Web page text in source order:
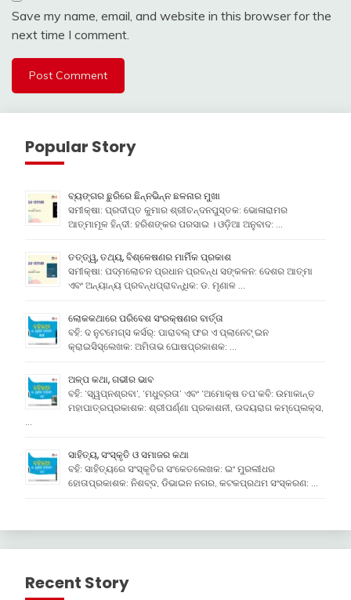
Save my name, email, and website in this browser for the
next time I comment.
Popular Story
ବ୍ୟଙ୍ଗର ଛୁରିରେ ଛିନ୍ନଭିନ୍ନ ଛଳନାର ମୁଖା
ସମୀକ୍ଷା: ପ୍ରଦୀପ୍ତ କୁମାର ଶ୍ରୀଚନ୍ଦନପୁସ୍ତକ: ଭୋଳାରାମର
ଆତ୍ମାମୂଳ ହିନ୍ଦୀ: ହରିଶଙ୍କର ପରସାଇ । ଓଡ଼ିଆ ଅନୁବାଦ: …
ତତ୍ତ୍ୱ, ତଥ୍ୟ, ବିଶ୍ଳେଷଣର ମାର୍ମିକ ପ୍ରକାଶ
ସମୀକ୍ଷା: ପଦ୍ମଲୋଚନ ପ୍ରଧାନ ପ୍ରବନ୍ଧ ସଙ୍କଳନ: ଦେଶର ଆତ୍ମା
ଏବଂ ଅନ୍ୟାନ୍ୟ ପ୍ରବନ୍ଧପ୍ରାବନ୍ଧିକ: ଡ. ମୃଣାଳ …
ଲୋକକଥାରେ ପରିବେଶ ସଂରକ୍ଷଣର ବାର୍ତ୍ତା
ବହି: ଦ ନୁଟମେଗ୍ସ କର୍ସର୍: ପାରାବଲ୍ ଫର ଏ ପ୍ଲାନେଟ୍ ଇନ
କ୍ରାଇସିସ୍ଲେଖକ: ଅମିତାଭ ଘୋଷପ୍ରକାଶକ: …
ଅଳ୍ପ କଥା, ଗଭୀର ଭାବ
ବହି: ‘ସ୍ୱପ୍ନଶ୍ରବା’, ‘ମଧୁବ୍ରତା’ ଏବଂ ‘ଅମୋକ୍ଷ ତପ’କବି: ଉମାକାନ୍ତ
ମହାପାତ୍ରପ୍ରକାଶକ: ଶ୍ରୀପର୍ଣ୍ଣା ପ୍ରକାଶନୀ, ଉଦୟରାଗ କମ୍ପେ୍ଲକ୍ସ,
ସାହିତ୍ୟ, ସଂସ୍କୃତି ଓ ସମାଜର କଥା
ବହି: ସାହିତ୍ୟରେ ସଂସ୍କୃତିର ସଂକେତଲେଖକ: ଇଂ ମୁରଲୀଧର
ହୋତାପ୍ରକାଶକ: ନିଶବ୍ଦ, ଡିଭାଇନ ନଗର, କଟକପ୍ରଥମ ସଂସ୍କରଣ: …
Recent Story